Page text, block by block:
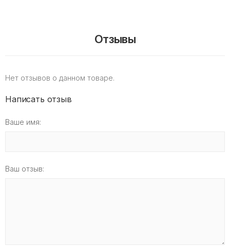
Отзывы
Нет отзывов о данном товаре.
Написать отзыв
Ваше имя:
Ваш отзыв: